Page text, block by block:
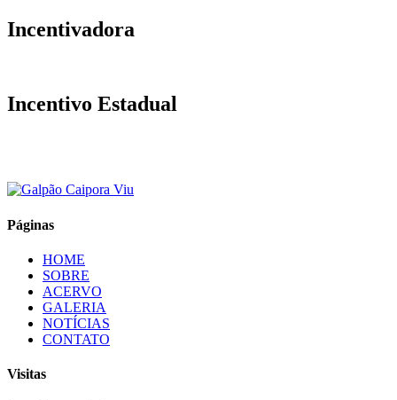
Incentivadora
Incentivo Estadual
Páginas
HOME
SOBRE
ACERVO
GALERIA
NOTÍCIAS
CONTATO
Visitas